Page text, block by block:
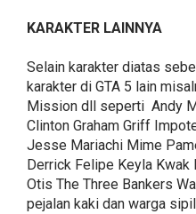
KARAKTER LAINNYA
Selain karakter diatas
karakter di GTA 5 lain
Mission dll seperti Andy
Clinton Graham Griff
Jesse Mariachi Mime
Derrick Felipe Keyla
Otis The Three Bankers
pejalan kaki dan warga